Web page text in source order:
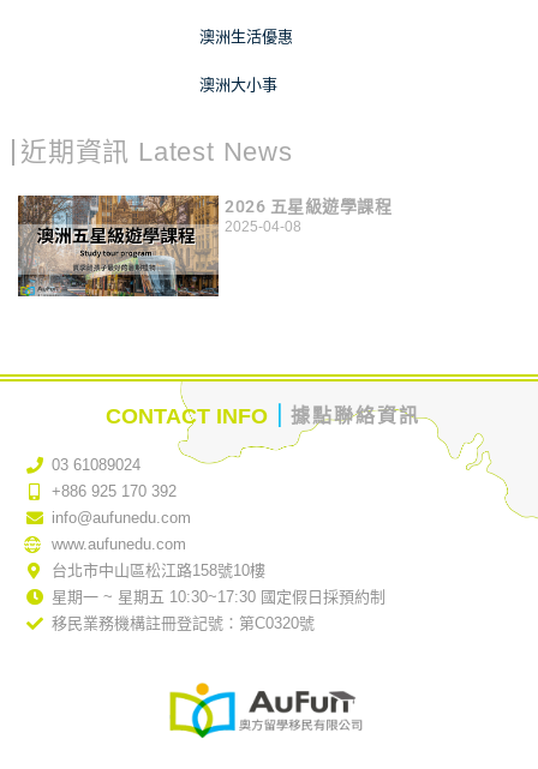
澳洲生活優惠
澳洲大小事
近期資訊 Latest News
2026 五星級遊學課程
2025-04-08
CONTACT INFO 據點聯絡資訊
03 61089024
+886 925 170 392
info@aufunedu.com
www.aufunedu.com
台北市中山區松江路158號10樓
星期一 ~ 星期五 10:30~17:30 國定假日採預約制
移民業務機構註冊登記號：第C0320號